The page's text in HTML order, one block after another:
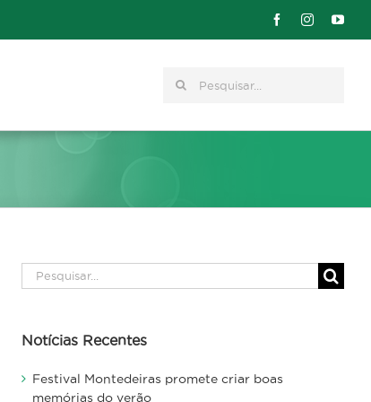
Pesquisar
Pesquisar
Notícias Recentes
Festival Montedeiras promete criar boas
memórias do verão